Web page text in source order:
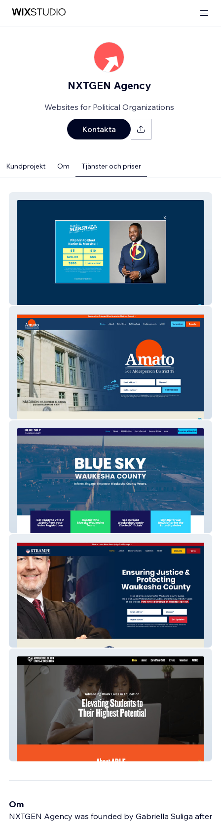
NXTGEN Agency
Websites for Political Organizations
Kontakta
Kundprojekt Om Tjänster och priser
Nino Amato for Madison
Blue Sky Waukesha (501c4)
Fred Strampe for Judge
Om
NXTGEN Agency was founded by Gabriella Suliga after